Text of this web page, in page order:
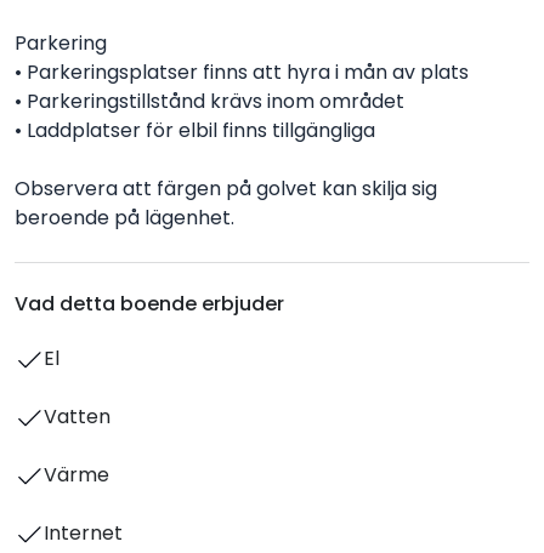
Parkering
• Parkeringsplatser finns att hyra i mån av plats
• Parkeringstillstånd krävs inom området
• Laddplatser för elbil finns tillgängliga
Observera att färgen på golvet kan skilja sig
beroende på lägenhet.
Vad detta boende erbjuder
El
Vatten
Värme
Internet